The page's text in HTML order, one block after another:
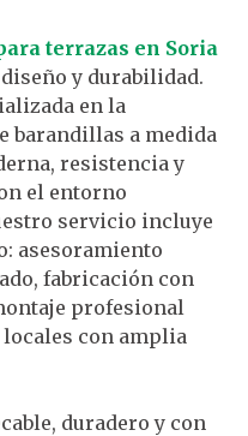
terrazas en Soria
y durabilidad.
en la
barandillas a medida
resistencia y
el entorno
servicio incluye
asesoramiento
fabricación con
profesional
con amplia
duradero y con